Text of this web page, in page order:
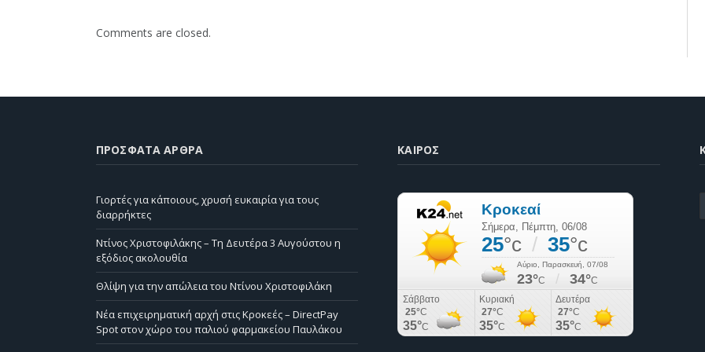
Comments are closed.
ΠΡΌΣΦΑΤΑ ΆΡΘΡΑ
Γιορτές για κάποιους, χρυσή ευκαιρία για τους
διαρρήκτες
Ντίνος Χριστοφιλάκης – Τη Δευτέρα 3 Αυγούστου η
εξόδιος ακολουθία
Θλίψη για την απώλεια του Ντίνου Χριστοφιλάκη
Νέα επιχειρηματική αρχή στις Κροκεές – DirectPay
Spot στον χώρο του παλιού φαρμακείου Παυλάκου
ΚΑΙΡΌΣ